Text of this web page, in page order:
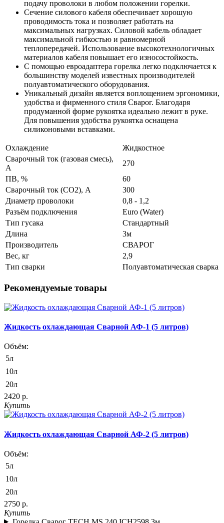
подачу проволоки в любом положении горелки.
Сечение силового кабеля обеспечивает хорошую
проводимость тока и позволяет работать на
максимальных нагрузках. Силовой кабель обладает
максимальной гибкостью и равномерной
теплопередачей. Использование высокотехнологичных
материалов кабеля повышает его износостойкость.
С помощью евроадаптера горелка легко подключается к
большинству моделей известных производителей
полуавтоматического оборудования.
Уникальный дизайн является воплощением эргономики,
удобства и фирменного стиля Сварог. Благодаря
продуманной форме рукоятка идеально лежит в руке.
Для повышения удобства рукоятка оснащена
силиконовыми вставками.
Охлаждение
Жидкостное
Сварочный ток (газовая смесь),
A
270
ПВ, %
60
Сварочный ток (СО2), A
300
Диаметр проволоки
0,8 - 1,2
Разъём подключения
Euro (Water)
Тип гусака
Стандартный
Длина
3м
Производитель
СВАРОГ
Вес, кг
2,9
Тип сварки
Полуавтоматическая сварка
Рекомендуемые товары
Жидкость охлаждающая Сварной АФ-1 (5 литров)
Объём:
5л
10л
20л
2420 р.
Купить
Жидкость охлаждающая Сварной АФ-2 (5 литров)
Объём:
5л
10л
20л
2750 р.
Купить